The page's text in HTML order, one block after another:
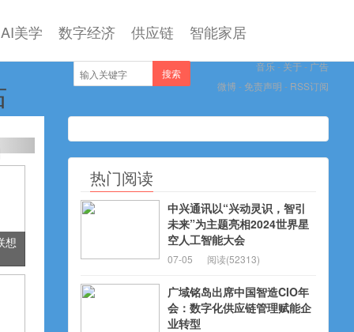
AI美学 数字经济 供应链 智能家居
音乐-关于-广告
微博 - 免责声明 - RSS订阅
搜索
想
热门阅读
中兴通讯以“兴动灵识，智引
未来”为主题亮相2024世界星
空人工智能大会
07-05 阅读(52313)
广域铭岛出席中国智造CIO年
会：数字化供应链管理赋能企
业转型